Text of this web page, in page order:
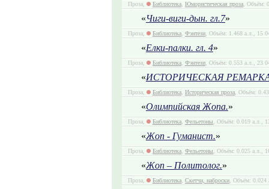
Проза, Библиотека, Юмористическая проза, Объём:
«Чиги-виги-дын. гл.7»
Проза, Библиотека, Фэнтези, Объём: 1.468 а.л., 15
«Елки-палки. гл. 4»
Проза, Библиотека, Фэнтези, Объём: 0.553 а.л., 23
«ИСТОРИЧЕСКАЯ РЕМАРКА.
Проза, Библиотека, Историческая проза, Объём:
«Олимпийская Жопа.»
Проза, Библиотека, Фельетоны, Объём: 0.019 а.л.,
«Жоп - Гуманист.»
Проза, Библиотека, Фельетоны, Объём: 0.025 а.л.,
«Жоп – Политолог.»
Проза, Библиотека, Скетчи, наброски, Объём: 0.024